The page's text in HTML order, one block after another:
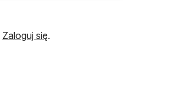
Zaloguj się.